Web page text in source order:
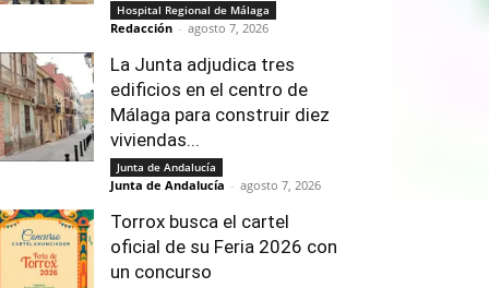
Hospital Regional de Málaga
Redacción - agosto 7, 2026
La Junta adjudica tres
edificios en el centro de
Málaga para construir diez
viviendas...
Junta de Andalucía
Junta de Andalucía - agosto 7, 2026
Torrox busca el cartel
oficial de su Feria 2026 con
un concurso